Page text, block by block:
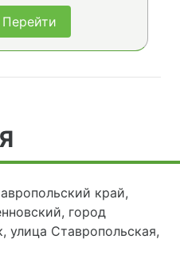
Перейти
край,
город
улица Ставропольская,